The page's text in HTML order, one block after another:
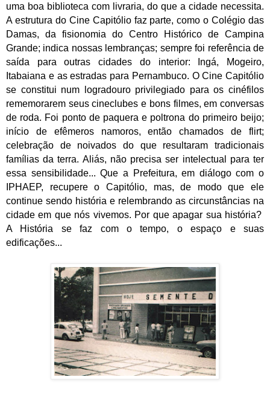
uma boa biblioteca com livraria, do que a cidade necessita.
A estrutura do Cine Capitólio faz parte, como o Colégio das
Damas, da fisionomia do Centro Histórico de Campina
Grande; indica nossas lembranças; sempre foi referência de
saída para outras cidades do interior: Ingá, Mogeiro,
Itabaiana e as estradas para Pernambuco. O Cine Capitólio
se constitui num logradouro privilegiado para os cinéfilos
rememorarem seus cineclubes e bons filmes, em conversas
de roda. Foi ponto de paquera e poltrona do primeiro beijo;
início de efêmeros namoros, então chamados de flirt;
celebração de noivados do que resultaram tradicionais
famílias da terra. Aliás, não precisa ser intelectual para ter
essa sensibilidade... Que a Prefeitura, em diálogo com o
IPHAEP, recupere o Capitólio, mas, de modo que ele
continue sendo história e relembrando as circunstâncias na
cidade em que nós vivemos. Por que apagar sua história?
A História se faz com o tempo, o espaço e suas
edificações...